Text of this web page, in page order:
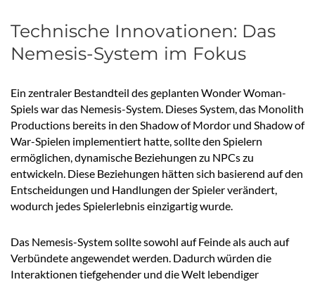
Technische Innovationen: Das
Nemesis-System im Fokus
Ein zentraler Bestandteil des geplanten Wonder Woman-
Spiels war das Nemesis-System. Dieses System, das Monolith
Productions bereits in den Shadow of Mordor und Shadow of
War-Spielen implementiert hatte, sollte den Spielern
ermöglichen, dynamische Beziehungen zu NPCs zu
entwickeln. Diese Beziehungen hätten sich basierend auf den
Entscheidungen und Handlungen der Spieler verändert,
wodurch jedes Spielerlebnis einzigartig wurde.
Das Nemesis-System sollte sowohl auf Feinde als auch auf
Verbündete angewendet werden. Dadurch würden die
Interaktionen tiefgehender und die Welt lebendiger